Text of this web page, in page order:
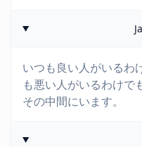
いつも良い人がいるわ
も悪い人がいるわけで
その中間にいます。